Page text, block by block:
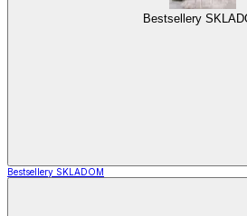
Bestsellery
Bestsellery SKLADOM